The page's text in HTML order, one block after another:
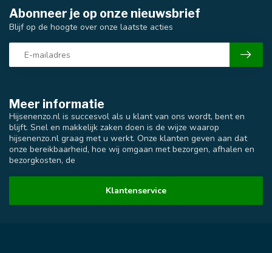
Meer informatie
Hijsenenzo.nl is succesvol als u klant van ons wordt, bent en
blijft. Snel en makkelijk zaken doen is de wijze waarop
hijsenenzo.nl graag met u werkt. Onze klanten geven aan dat
onze bereikbaarheid, hoe wij omgaan met bezorgen, afhalen en
bezorgkosten, de
Klantenservice
Abonneer je op onze nieuwsbrief
Blijf op de hoogte over onze laatste acties